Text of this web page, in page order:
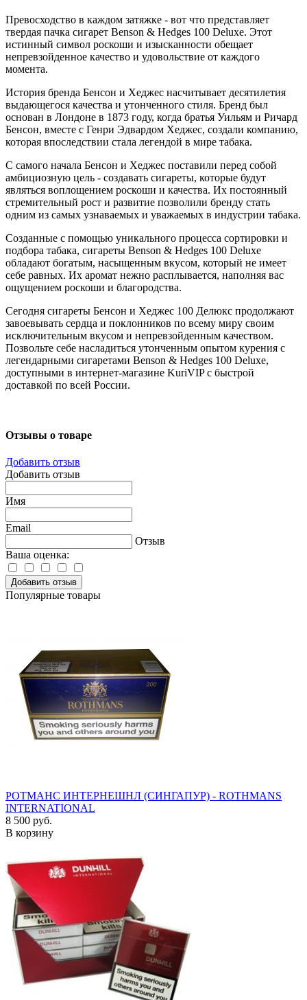
Превосходство в каждом затяжке - вот что представляет
твердая пачка сигарет Benson & Hedges 100 Deluxe. Этот
истинный символ роскоши и изысканности обещает
непревзойденное качество и удовольствие от каждого
момента.
История бренда Бенсон и Хеджес насчитывает десятилетия
выдающегося качества и утонченного стиля. Бренд был
основан в Лондоне в 1873 году, когда братья Уильям и Ричард
Бенсон, вместе с Генри Эдвардом Хеджес, создали компанию,
которая впоследствии стала легендой в мире табака.
С самого начала Бенсон и Хеджес поставили перед собой
амбициозную цель - создавать сигареты, которые будут
являться воплощением роскоши и качества. Их постоянный
стремительный рост и развитие позволили бренду стать
одним из самых узнаваемых и уважаемых в индустрии табака.
Созданные с помощью уникального процесса сортировки и
подбора табака, сигареты Benson & Hedges 100 Deluxe
обладают богатым, насыщенным вкусом, который не имеет
себе равных. Их аромат нежно расплывается, наполняя вас
ощущением роскоши и благородства.
Сегодня сигареты Бенсон и Хеджес 100 Делюкс продолжают
завоевывать сердца и поклонников по всему миру своим
исключительным вкусом и непревзойденным качеством.
Позвольте себе насладиться утонченным опытом курения с
легендарными сигаретами Benson & Hedges 100 Deluxe,
доступными в интернет-магазине KuriVIP с быстрой
доставкой по всей России.
Отзывы о товаре
Добавить отзыв
Добавить отзыв
Имя
Email
Отзыв
Ваша оценка:
Добавить отзыв
Популярные товары
РОТМАНС ИНТЕРНЕШНЛ (СИНГАПУР) - ROTHMANS
INTERNATIONAL
8 500 руб.
В корзину